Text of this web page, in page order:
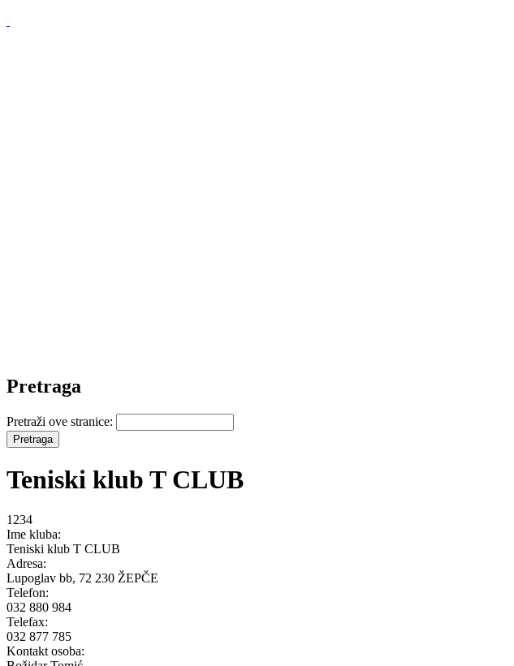
Pretraga
Pretraži ove stranice:
Teniski klub T CLUB
1234
Ime kluba:
Teniski klub T CLUB
Adresa:
Lupoglav bb, 72 230 ŽEPČE
Telefon:
032 880 984
Telefax:
032 877 785
Kontakt osoba: